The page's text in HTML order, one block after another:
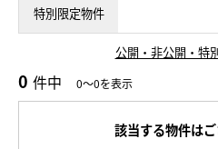
特別限定物件
公開・非公開・特
0 件中 0～0を表示
該当する物件はご